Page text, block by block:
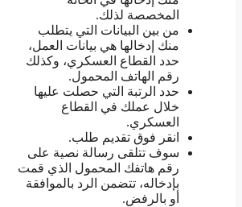
المخصصة لذلك.
من بين البيانات التي يتطلب
منك إدخالها هي بيانات العمل،
حدد القطاع العسكري، وكذلك
رقم الهاتف المحمول.
حدد الرتبة التي حصلت عليها
خلال عملك في القطاع
العسكري.
انقر فوق تقديم طلب.
سوف تتلقى رسالة نصية على
رقم هاتفك المحمول الذي قمت
بإدخاله، تتضمن الرد بالموافقة
أو بالرفض.